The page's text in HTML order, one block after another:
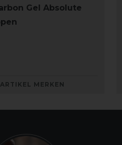
Gel Absolute
ARTIKEL MERKEN